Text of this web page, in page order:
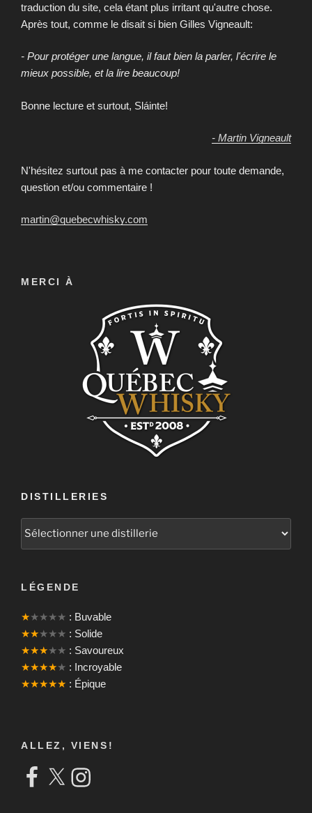
traduction du site, cela étant plus irritant qu'autre chose.
Après tout, comme le disait si bien Gilles Vigneault:
- Pour protéger une langue, il faut bien la parler, l'écrire le
mieux possible, et la lire beaucoup!
Bonne lecture et surtout, Sláinte!
- Martin Vigneault
N'hésitez surtout pas à me contacter pour toute demande,
question et/ou commentaire !
martin@quebecwhisky.com
MERCI À
DISTILLERIES
LÉGENDE
★★★★★ : Buvable
★★★★★ : Solide
★★★★★ : Savoureux
★★★★★ : Incroyable
★★★★★ : Épique
ALLEZ, VIENS!
Facebook
X Instagram